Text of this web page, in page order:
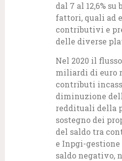
dal 7 al 12,6%
fattori, quali ad
contributivi e
delle diverse
Nel 2020 il
miliardi di euro
contributi
diminuzione
reddituali della
sostegno dei
del saldo tra
e Inpgi-gestione
saldo negativo,